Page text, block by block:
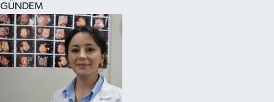
GÜNDEM
Haber Arşivi